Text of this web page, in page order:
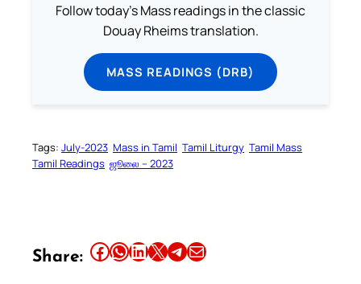
Follow today's Mass readings in the classic
Douay Rheims translation.
MASS READINGS (DRB)
Tags: July-2023 Mass in Tamil Tamil Liturgy Tamil Mass
Tamil Readings ஜூலை – 2023
Share: Share this article on Facebook Share this article on WhatsApp Share this article on LinkedIn Share this article on X Share this article on TelegramEmail this Article